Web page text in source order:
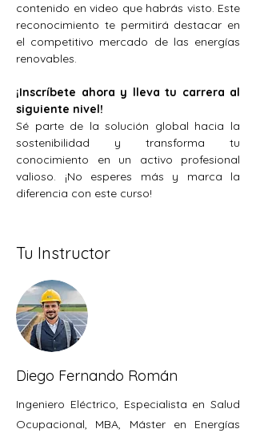
contenido en video que habrás visto. Este
reconocimiento te permitirá destacar en
el competitivo mercado de las energías
renovables.
¡Inscríbete ahora y lleva tu carrera al
siguiente nivel!
Sé parte de la solución global hacia la
sostenibilidad y transforma tu
conocimiento en un activo profesional
valioso. ¡No esperes más y marca la
diferencia con este curso!
Tu Instructor
Diego Fernando Román
Ingeniero Eléctrico, Especialista en Salud
Ocupacional, MBA, Máster en Energías